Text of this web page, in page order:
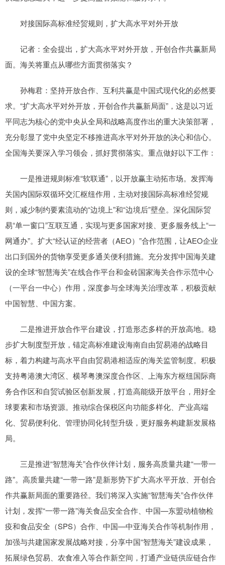
对接国际高标准经贸规则，扩大高水平对外开放
记者：全会提出，扩大高水平对外开放，开创合作共赢新局
面。海关将重点从哪些方面贯彻落实？
孙梅君：坚持开放合作、互利共赢是中国式现代化的必然要
求。“扩大高水平对外开放，开创合作共赢新局面”，这是以习近
平同志为核心的党中央从全局和战略高度作出的重大决策部署，
充分彰显了党中央坚定不移推进高水平对外开放的决心和信心。
全国海关要深入学习领会，抓好贯彻落实。重点做好以下工作：
一是推进规则标准“软联通”，以开放赢主动拓市场。发挥海
关国内国际双循环交汇枢纽作用，主动对接国际高标准经贸规
则，减少制约要素流动的“边境上”和“边境后”壁垒。深化国际贸
易“单一窗口”互联互通，实现与更多国家对接、更多服务线上“一
网通办”。扩大“经认证的经营者（AEO）”合作范围，让AEO企业
出口到国外的货物享受更多通关便利措施。充分发挥中国海关建
设的全球“智慧海关”在线合作平台和金砖国家海关合作示范中心
（一平台一中心）作用，深度参与全球海关治理改革，积极贡献
中国智慧、中国方案。
二是推进开放合作平台建设，打造形态多样的开放高地。稳
步扩大制度型开放，锚定高标准建设海南自由贸易港的战略目
标，着力构建与高水平自由贸易港相适应的海关监管制度。积极
支持粤港澳大湾区、横琴粤澳深度合作区、上海东方枢纽国际商
务合作区和自贸试验区创新发展，打造高能级开放平台，用好全
球要素和市场资源。推动综合保税区向功能多样化、产业高端
化、贸易便利化、管理协同化转型升级，更好服务构建新发展格
局。
三是推进“智慧海关”合作伙伴计划，服务高质量共建“一带一
路”。高质量共建“一带一路”是新形势下扩大高水平开放、开创合
作共赢新局面的重要路径。我们将深入实施“智慧海关”合作伙伴
计划，发挥“一带一路”海关食品安全合作、中国—东盟动植物检
疫和食品安全（SPS）合作、中国—中亚海关合作等机制作用，
加强与共建国家发展战略对接，分享中国“智慧海关”建设成果，
拓展绿色贸易、农食准入等合作新空间，打通产业链供应链合作